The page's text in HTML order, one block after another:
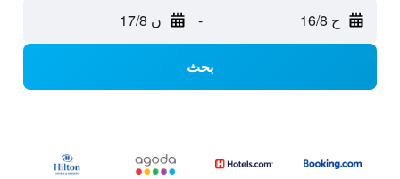
ح 16/8 - ن 17/8
بحث